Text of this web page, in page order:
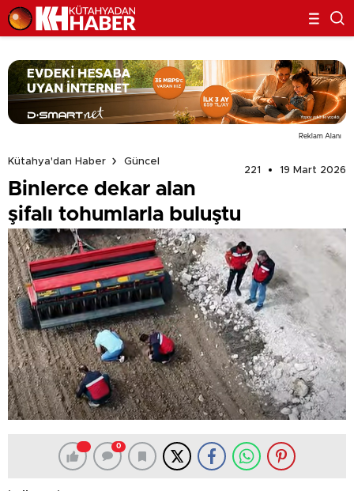
Reklam Alanı
Kütahya'dan Haber
Güncel
221
19 Mart 2026
Binlerce dekar alan
şifalı tohumlarla buluştu
0